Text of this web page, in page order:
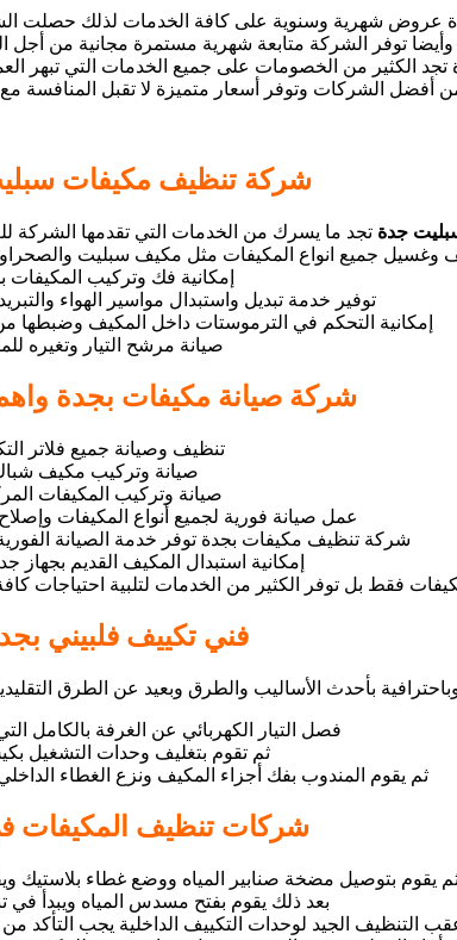
شهرية وسنوية على كافة الخدمات لذلك حصلت
وأيضا توفر الشركة متابعة شهرية مستمرة مجانية من أجل
الخصومات على جميع الخدمات التي تبهر العملاء وأيضا يوجد خصومات
أفضل الشركات وتوفر أسعار متميزة لا تقبل المنافسة
شركة تنظيف مكيفات
جدة تجد ما يسرك من الخدمات التي تقدمها الشركة
وغسيل جميع انواع المكيفات مثل مكيف سبليت
إمكانية فك وتركيب المكيفات
توفير خدمة تبديل واستبدال مواسير الهواء
إمكانية التحكم في الترموستات داخل المكيف
صيانة مرشح التيار وتغيره
شركة صيانة مكيفات بجدة
تنظيف وصيانة جميع فلاتر
صيانة وتركيب مكيف
صيانة وتركيب المكيفات
عمل صيانة فورية لجميع أنواع المكيفات
شركة تنظيف مكيفات بجدة توفر خدمة الصيانة الفورية
إمكانية استبدال المكيف القديم بجهاز
فقط بل توفر الكثير من الخدمات لتلبية احتياجات
فني تكييف فلبيني
بأحدث الأساليب والطرق وبعيد عن الطرق
فصل التيار الكهربائي عن الغرفة بالكامل
ثم تقوم بتغليف وحدات التشغيل
ثم يقوم المندوب بفك أجزاء المكيف ونزع الغطاء
شركات تنظيف المكيفات
يقوم بتوصيل مضخة صنابير المياه ووضع غطاء بلاستيك
بعد ذلك يقوم بفتح مسدس المياه ويبدأ في
التنظيف الجيد لوحدات التكييف الداخلية يجب التأكد